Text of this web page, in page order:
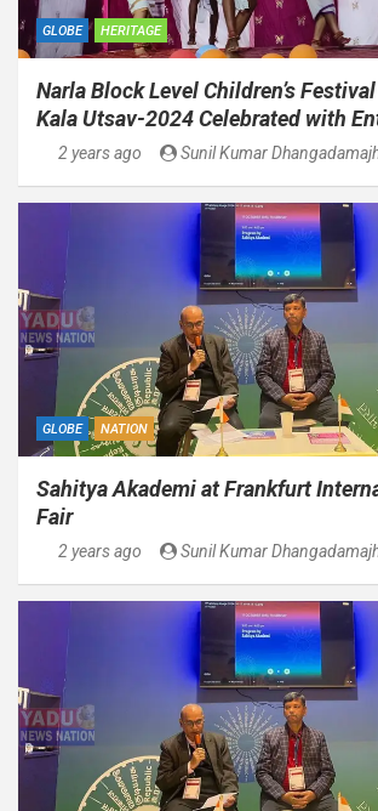
GLOBE HERITAGE
Narla Block Level Children’s
Kala Utsav-2024 Celebrated with
2 years ago Sunil Kumar
GLOBE NATION
Sahitya Akademi at Frankfurt
Fair
2 years ago Sunil Kumar